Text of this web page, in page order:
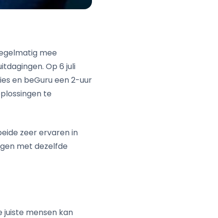
mee
Op 6 juli
en beGuru een 2-uur
te
zeer ervaren in
met dezelfde
juiste mensen kan